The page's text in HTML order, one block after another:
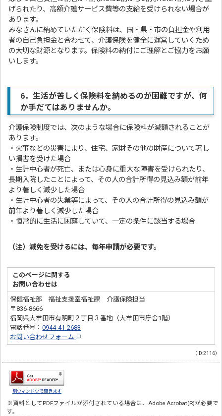
げられたり、高額介護サービス費等の支給を受けられない場合が
あります。
みなさんに納めていただく保険料は、国・県・市の負担金や利用
者の自己負担金と合わせて、介護保険を健全に運営していくため
の大切な財源となります。保険料の納付にご理解とご協力をお願
いします。
6．生活が苦しく保険料を納めるのが困難ですが、何
か手だてはありませんか。
介護保険制度では、次のような場合に保険料が減額されることが
あります。
・火事などの災害により、住宅、家財その他の財産について著し
い損害を受けた場合
・生計中心者が死亡、または心身に重大な障害を受けられたり、
長期入院したことによって、その人の合計所得の見込み額が前年
より著しく減少した場合
・生計中心者の失業等によって、その人の合計所得の見込み額が
前年より著しく減少した場合
・恒常的に生活に困窮していて、一定の条件に該当する場合
（注）減免を受けるには、毎年申請が必要です。
このページに関する
お問い合わせは
保健福祉部 福祉支援室福祉課 介護保険担当
〒836-8666
福岡県大牟田市有明町２丁目３番地（大牟田市庁舎1階）
電話番号：0944-41-2683
お問い合わせフォーム
（ID:2116）
別ウィンドウで開きます
※資料としてPDFファイルが添付されている場合は、Adobe Acrobat(R)が必要で
す。